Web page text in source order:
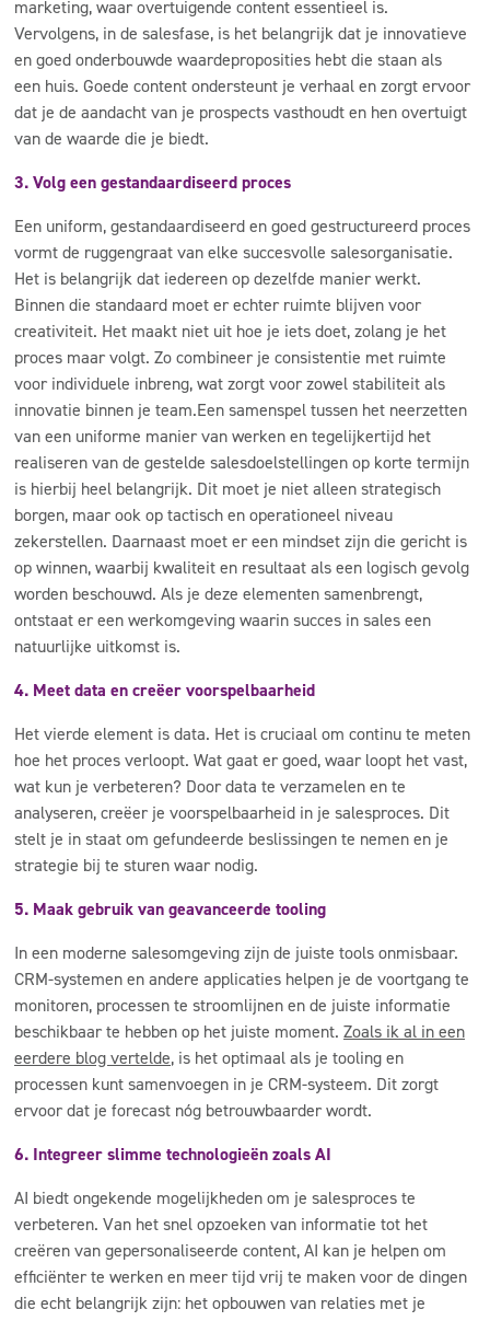
marketing, waar overtuigende content essentieel is.
Vervolgens, in de salesfase, is het belangrijk dat je innovatieve
en goed onderbouwde waardeproposities hebt die staan als
een huis. Goede content ondersteunt je verhaal en zorgt ervoor
dat je de aandacht van je prospects vasthoudt en hen overtuigt
van de waarde die je biedt.
3. Volg een gestandaardiseerd proces
Een uniform, gestandaardiseerd en goed gestructureerd proces
vormt de ruggengraat van elke succesvolle salesorganisatie.
Het is belangrijk dat iedereen op dezelfde manier werkt.
Binnen die standaard moet er echter ruimte blijven voor
creativiteit. Het maakt niet uit hoe je iets doet, zolang je het
proces maar volgt. Zo combineer je consistentie met ruimte
voor individuele inbreng, wat zorgt voor zowel stabiliteit als
innovatie binnen je team.Een samenspel tussen het neerzetten
van een uniforme manier van werken en tegelijkertijd het
realiseren van de gestelde salesdoelstellingen op korte termijn
is hierbij heel belangrijk. Dit moet je niet alleen strategisch
borgen, maar ook op tactisch en operationeel niveau
zekerstellen. Daarnaast moet er een mindset zijn die gericht is
op winnen, waarbij kwaliteit en resultaat als een logisch gevolg
worden beschouwd. Als je deze elementen samenbrengt,
ontstaat er een werkomgeving waarin succes in sales een
natuurlijke uitkomst is.
4. Meet data en creëer voorspelbaarheid
Het vierde element is data. Het is cruciaal om continu te meten
hoe het proces verloopt. Wat gaat er goed, waar loopt het vast,
wat kun je verbeteren? Door data te verzamelen en te
analyseren, creëer je voorspelbaarheid in je salesproces. Dit
stelt je in staat om gefundeerde beslissingen te nemen en je
strategie bij te sturen waar nodig.
5. Maak gebruik van geavanceerde tooling
In een moderne salesomgeving zijn de juiste tools onmisbaar.
CRM-systemen en andere applicaties helpen je de voortgang te
monitoren, processen te stroomlijnen en de juiste informatie
beschikbaar te hebben op het juiste moment. Zoals ik al in een
eerdere blog vertelde, is het optimaal als je tooling en
processen kunt samenvoegen in je CRM-systeem. Dit zorgt
ervoor dat je forecast nóg betrouwbaarder wordt.
6. Integreer slimme technologieën zoals AI
AI biedt ongekende mogelijkheden om je salesproces te
verbeteren. Van het snel opzoeken van informatie tot het
creëren van gepersonaliseerde content, AI kan je helpen om
efficiënter te werken en meer tijd vrij te maken voor de dingen
die echt belangrijk zijn: het opbouwen van relaties met je